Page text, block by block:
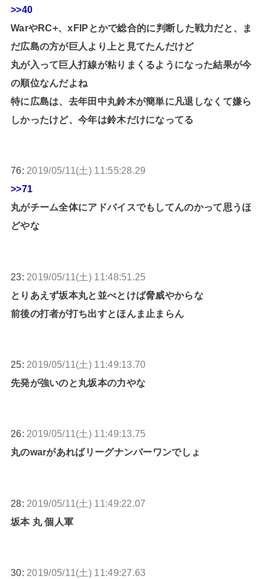
>>40
WarやRC+、xFIPとかで総合的に判断した戦力だと、ま
だ広島の方が巨人より上と見てたんだけど
丸が入って巨人打線が粘りまくるようになった結果が今
の順位なんだよね
特に広島は、去年田中丸鈴木が簡単に凡退しなくて嫌ら
しかったけど、今年は鈴木だけになってる
76: 2019/05/11(土) 11:55:28.29
>>71
丸がチーム全体にアドバイスでもしてんのかって思うほ
どやな
23: 2019/05/11(土) 11:48:51.25
とりあえず坂本丸と並べとけば脅威やからな
前後の打者が打ち出すとほんま止まらん
25: 2019/05/11(土) 11:49:13.70
先発が強いのと丸坂本の力やな
26: 2019/05/11(土) 11:49:13.75
丸のwarがあればリーグナンバーワンでしょ
28: 2019/05/11(土) 11:49:22.07
坂本 丸 個人軍
30: 2019/05/11(土) 11:49:27.63